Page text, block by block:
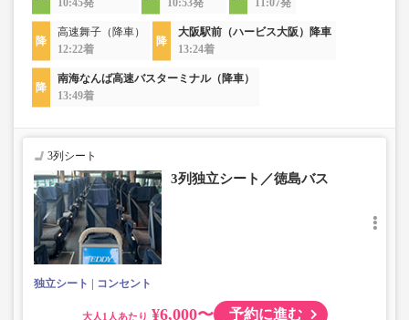
10:45発
10:53発
11:07発
高速舞子（降車）
12:22着
大阪駅前（ハービス大阪）降車
13:24着
南海なんば高速バスターミナル（降車）
13:49着
3列シート
3列独立シート／徳島バス
独立シート コンセント
大人 ¥6,000〜 予約に進む